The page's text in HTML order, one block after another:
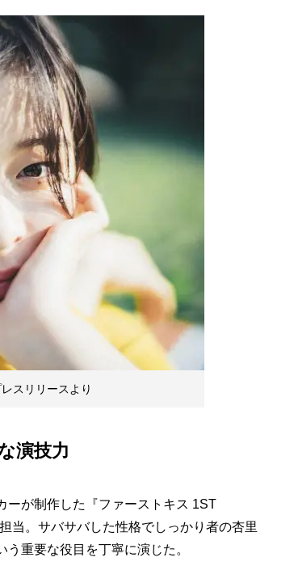
スリリースより
演技力
ーが制作した『ファーストキス 1ST
当。サバサバした性格でしっかり者の杏里
重要な役目を丁寧に演じた。